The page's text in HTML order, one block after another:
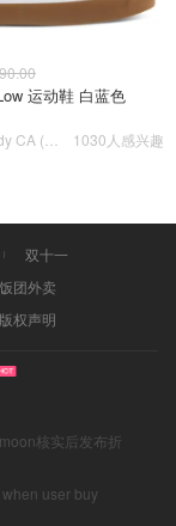
来了通货膨胀，
运动鞋 白蓝色
1030人感兴趣
双十一
饭团外卖
版权声明
核实后发布折
user buy